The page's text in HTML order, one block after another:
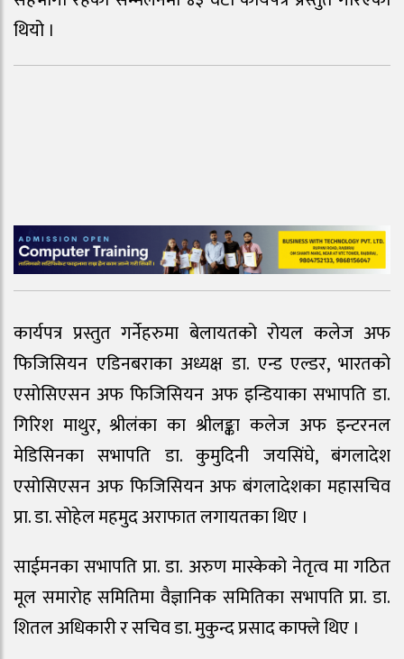
थियो ।
कार्यपत्र प्रस्तुत गर्नेहरुमा बेलायतको रोयल कलेज अफ
फिजिसियन एडिनबराका अध्यक्ष डा. एन्ड एल्डर, भारतको
एसोसिएसन अफ फिजिसियन अफ इन्डियाका सभापति डा.
गिरिश माथुर, श्रीलंका का श्रीलङ्का कलेज अफ इन्टरनल
मेडिसिनका सभापति डा. कुमुदिनी जयसिंघे, बंगलादेश
एसोसिएसन अफ फिजिसियन अफ बंगलादेशका महासचिव
प्रा. डा. सोहेल महमुद अराफात लगायतका थिए ।
साईमनका सभापति प्रा. डा. अरुण मास्केको नेतृत्व मा गठित
मूल समारोह समितिमा वैज्ञानिक समितिका सभापति प्रा. डा.
शितल अधिकारी र सचिव डा. मुकुन्द प्रसाद काफ्ले थिए ।